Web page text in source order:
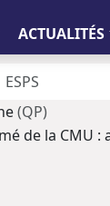
ACTUALITÉS
ESPS
(QP)
de la CMU :